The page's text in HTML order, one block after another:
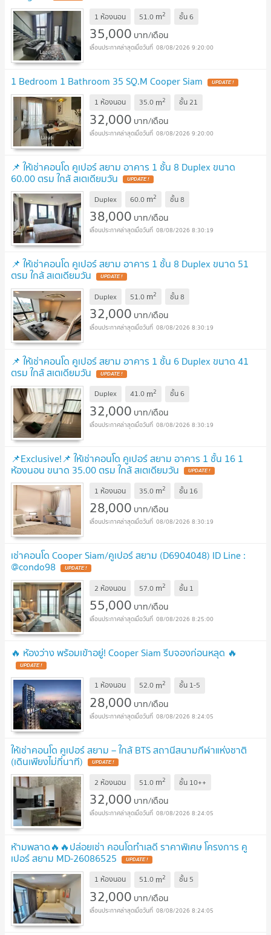
1 ห้องนอน 51.0 m2 ชั้น6
35,000 บาท/เดือน
08/08/2026 9:20:00
1 Bedroom 1 Bathroom 35 SQ.M Cooper Siam
1 ห้องนอน 35.0 m2 ชั้น21
32,000 บาท/เดือน
08/08/2026 9:20:00
📌 ให้เช่าคอนโด คูเปอร์ สยาม อาคาร 1 ชั้น 8 Duplex ขนาด
60.00 ตรม ใกล้ สเตเดียมวัน
Duplex 60.0 m2 ชั้น8
38,000 บาท/เดือน
08/08/2026 8:30:19
📌 ให้เช่าคอนโด คูเปอร์ สยาม อาคาร 1 ชั้น 8 Duplex ขนาด 51
ตรม ใกล้ สเตเดียมวัน
Duplex 51.0 m2 ชั้น8
32,000 บาท/เดือน
08/08/2026 8:30:19
📌 ให้เช่าคอนโด คูเปอร์ สยาม อาคาร 1 ชั้น 6 Duplex ขนาด 41
ตรม ใกล้ สเตเดียมวัน
Duplex 41.0 m2 ชั้น6
32,000 บาท/เดือน
08/08/2026 8:30:19
📌Exclusive!📌 ให้เช่าคอนโด คูเปอร์ สยาม อาคาร 1 ชั้น 16 1
ห้องนอน ขนาด 35.00 ตรม ใกล้ สเตเดียมวัน
1 ห้องนอน 35.0 m2 ชั้น 16
28,000 บาท/เดือน
08/08/2026 8:30:19
เช่าคอนโด Cooper Siam/คูเปอร์ สยาม (D6904048) ID Line :
@condo98
2 ห้องนอน 57.0 m2 ชั้น 1
55,000 บาท/เดือน
08/08/2026 8:25:00
🔥 ห้องว่าง พร้อมเข้าอยู่! Cooper Siam รีบจองก่อนหลุด 🔥
1 ห้องนอน 52.0 m2 ชั้น 1-5
28,000 บาท/เดือน
08/08/2026 8:24:05
ให้เช่าคอนโด คูเปอร์ สยาม – ใกล้ BTS สถานีสนามกีฬาแห่งชาติ
(เดินเพียงไม่กี่นาที)
2 ห้องนอน 51.0 m2 ชั้น 10++
32,000 บาท/เดือน
08/08/2026 8:24:05
ห้ามพลาด🔥🔥ปล่อยเช่า คอนโดทำเลดี ราคาพิเศษ โครงการ คู
เปอร์ สยาม MD-26086525
1 ห้องนอน 51.0 m2 ชั้น 5
32,000 บาท/เดือน
08/08/2026 8:24:05